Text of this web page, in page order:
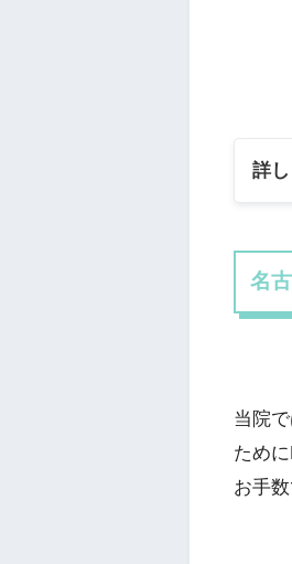
詳
名
当院
ため
お手